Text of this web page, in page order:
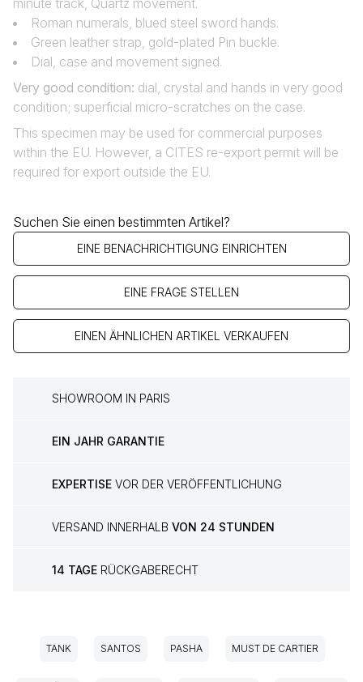
minute track, Quartz movement.
Roman numerals, blued steel sword hands.
Green leather strap, gold-plated Pin buckle.
Dial, case and movement signed.
Very good condition: dial, crystal and hands in very good
condition; superficial micro-scratches on the case.
This specimen may be used for commercial purposes
within the EU. However, a CITES re-export permit will be
required for export outside the EU.
Suchen Sie einen bestimmten Artikel?
EINE BENACHRICHTIGUNG EINRICHTEN
EINE FRAGE STELLEN
EINEN ÄHNLICHEN ARTIKEL VERKAUFEN
SHOWROOM IN PARIS
EIN JAHR GARANTIE
EXPERTISE VOR DER VERÖFFENTLICHUNG
VERSAND INNERHALB VON 24 STUNDEN
14 TAGE RÜCKGABERECHT
TANK SANTOS PASHA MUST DE CARTIER